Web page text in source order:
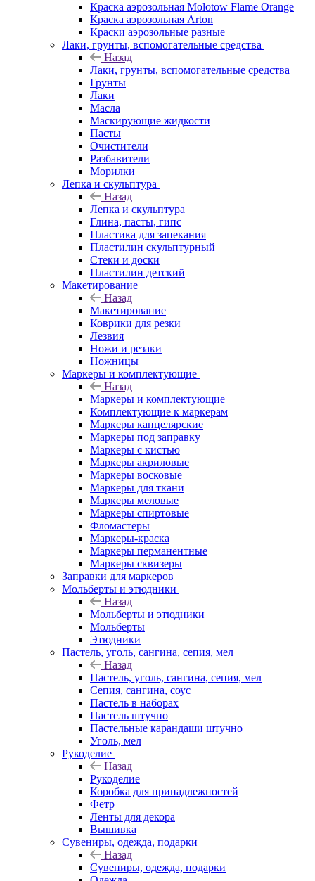
Краска аэрозольная Molotow Flame Orange
Краска аэрозольная Arton
Краски аэрозольные разные
Лаки, грунты, вспомогательные средства
Назад
Лаки, грунты, вспомогательные средства
Грунты
Лаки
Масла
Маскирующие жидкости
Пасты
Очистители
Разбавители
Морилки
Лепка и скульптура
Назад
Лепка и скульптура
Глина, пасты, гипс
Пластика для запекания
Пластилин скульптурный
Стеки и доски
Пластилин детский
Макетирование
Назад
Макетирование
Коврики для резки
Лезвия
Ножи и резаки
Ножницы
Маркеры и комплектующие
Назад
Маркеры и комплектующие
Комплектующие к маркерам
Маркеры канцелярские
Маркеры под заправку
Маркеры с кистью
Маркеры акриловые
Маркеры восковые
Маркеры для ткани
Маркеры меловые
Маркеры спиртовые
Фломастеры
Маркеры-краска
Маркеры перманентные
Маркеры сквизеры
Заправки для маркеров
Мольберты и этюдники
Назад
Мольберты и этюдники
Мольберты
Этюдники
Пастель, уголь, сангина, сепия, мел
Назад
Пастель, уголь, сангина, сепия, мел
Сепия, сангина, соус
Пастель в наборах
Пастель штучно
Пастельные карандаши штучно
Уголь, мел
Рукоделие
Назад
Рукоделие
Коробка для принадлежностей
Фетр
Ленты для декора
Вышивка
Сувениры, одежда, подарки
Назад
Сувениры, одежда, подарки